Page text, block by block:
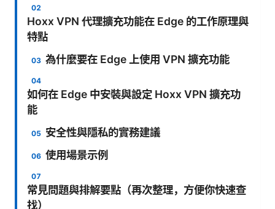
Hoxx VPN 代理擴充功能在 Edge 的工作原理與
特點
為什麼要在 Edge 上使用 VPN 擴充功能
如何在 Edge 中安裝與設定 Hoxx VPN 擴充功
能
安全性與隱私的實務建議
使用場景示例
常見問題與排解要點（再次整理，方便你快速查
找）